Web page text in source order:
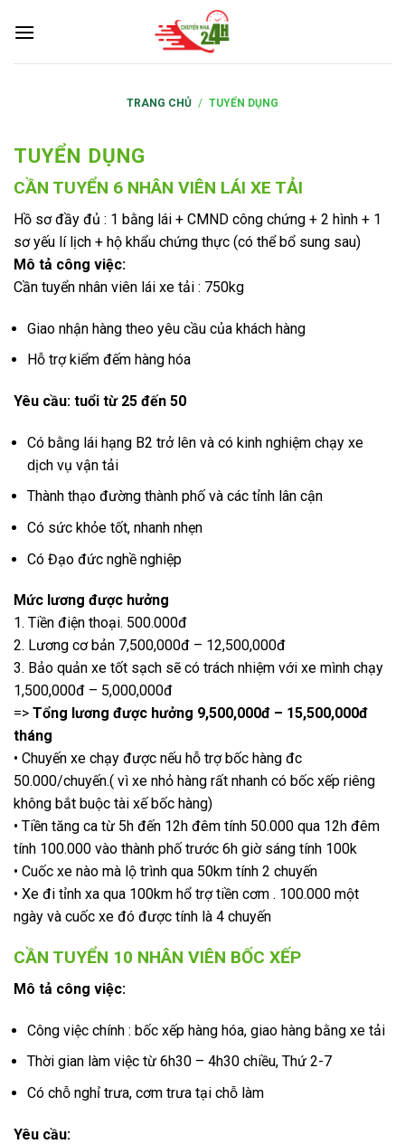
TRANG CHỦ / TUYỂN DỤNG
TUYỂN DỤNG
CẦN TUYỂN 6 NHÂN VIÊN LÁI XE TẢI
Hồ sơ đầy đủ : 1 bằng lái + CMND công chứng + 2 hình + 1
sơ yếu lí lịch + hộ khẩu chứng thực (có thể bổ sung sau)
Mô tả công việc:
Cần tuyển nhân viên lái xe tải : 750kg
Giao nhận hàng theo yêu cầu của khách hàng
Hỗ trợ kiểm đếm hàng hóa
Yêu cầu: tuổi từ 25 đến 50
Có bằng lái hạng B2 trở lên và có kinh nghiệm chạy xe
dịch vụ vận tải
Thành thạo đường thành phố và các tỉnh lân cận
Có sức khỏe tốt, nhanh nhẹn
Có Đạo đức nghề nghiệp
Mức lương được hưởng
1. Tiền điện thoại. 500.000đ
2. Lương cơ bản 7,500,000đ – 12,500,000đ
3. Bảo quản xe tốt sạch sẽ có trách nhiệm với xe mình chạy
1,500,000đ – 5,000,000đ
=> Tổng lương được hưởng 9,500,000đ – 15,500,000đ
tháng
• Chuyến xe chạy được nếu hỗ trợ bốc hàng đc
50.000/chuyến.( vì xe nhỏ hàng rất nhanh có bốc xếp riêng
không bắt buộc tài xế bốc hàng)
• Tiền tăng ca từ 5h đến 12h đêm tính 50.000 qua 12h đêm
tính 100.000 vào thành phố trước 6h giờ sáng tính 100k
• Cuốc xe nào mà lộ trình qua 50km tính 2 chuyến
• Xe đi tỉnh xa qua 100km hổ trợ tiền cơm . 100.000 một
ngày và cuốc xe đó được tính là 4 chuyến
CẦN TUYỂN 10 NHÂN VIÊN BỐC XẾP
Mô tả công việc:
Công việc chính : bốc xếp hàng hóa, giao hàng bằng xe tải
Thời gian làm việc từ 6h30 – 4h30 chiều, Thứ 2-7
Có chỗ nghỉ trưa, cơm trưa tại chỗ làm
Yêu cầu: